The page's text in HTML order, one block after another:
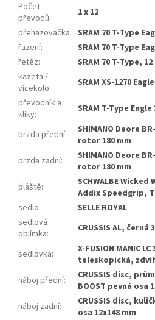
Počet
převodů:
1 x 12
přehazovačka: SRAM 70 T-Type
řazení:
SRAM 70 T-Type
řetěz:
SRAM 70 T-Type,
kazeta /
vícekolo:
SRAM XS-1270
převodník a
kliky: SRAM T-Type Eagle
brzda přední:
SHIMANO Deore
rotor 180 mm
brzda zadní:
SHIMANO Deore
rotor 180 mm
pláště:
SCHWALBE
Addix Speedgrip,
sedlo:
SELLE ROYAL
sedlová
objímka: CRUSSIS AL, černá
sedlovka:
X-FUSION MANIC
teleskopická,
náboj přední:
CRUSSIS disc,
BOOST pevná osa
náboj zadní:
CRUSSIS disc,
osa 12x148 mm